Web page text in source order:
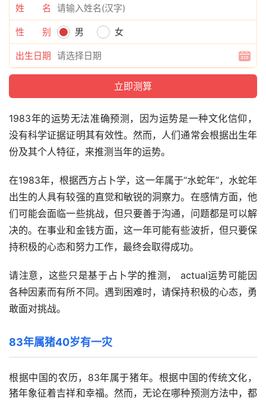
姓 名
性 别 男 女
出生日期
1983年的运势无法准确预测，因为运势是一种文化信仰，
没有科学证据证明其有效性。然而，人们通常会根据出生年
份及其个人特征，来推测当年的运势。
在1983年，根据西方占卜学，这一年属于“水蛇年”，水蛇年
出生的人具有较强的直觉和敏锐的洞察力。在感情方面，他
们可能会面临一些挑战，但只要善于沟通，问题都是可以解
决的。在事业和金钱方面，这一年可能有些波折，但只要保
持积极的心态和努力工作，最终会取得成功。
请注意，这些只是基于占卜学的推测， actual运势可能因
各种因素而有所不同。遇到困难时，请保持积极的心态，勇
敢面对挑战。
83年属猪40岁有一灾
根据中国的农历，83年属于猪年。根据中国的传统文化，
猪年象征着吉祥和幸福。然而，无论在哪种预测方法中，都